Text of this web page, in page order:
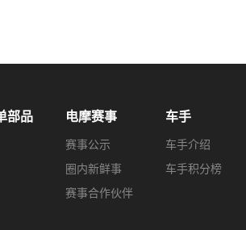
部品 电摩赛事
赛事公示
圈内新鲜事
赛事合作伙伴
车手
车手介绍
车手积分榜